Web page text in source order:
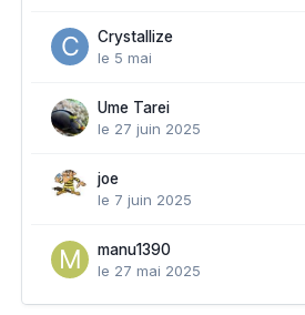
Crystallize
le 5 mai
Ume Tarei
le 27 juin 2025
joe
le 7 juin 2025
manu1390
le 27 mai 2025